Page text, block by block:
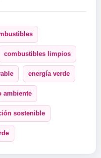
combustibles limpios
energía verde
ambiente
sostenible